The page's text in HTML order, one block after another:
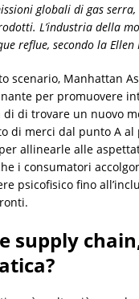
globali di gas
L’industria della
reflue, secondo la
scenario, Manhattan
per promuovere
di di trovare un nuovo
di merci dal punto A
allinearle alle
i consumatori
psicofisico fino
supply